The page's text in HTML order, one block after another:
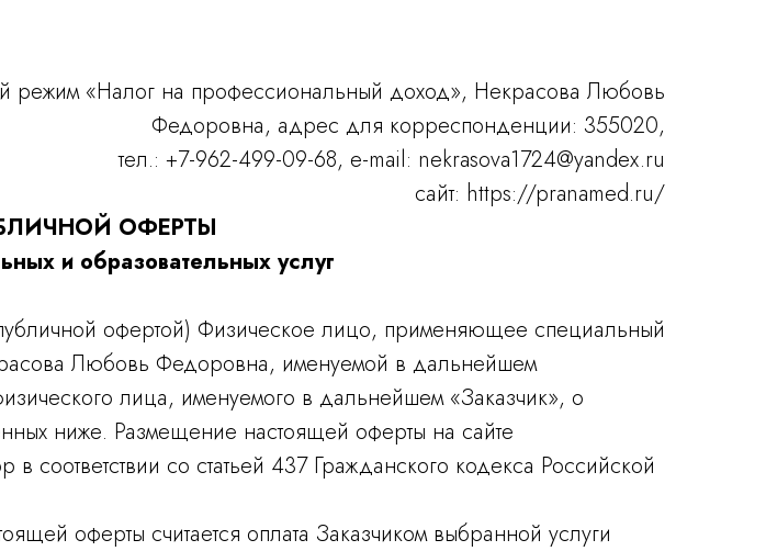
«Налог на профессиональный доход», Некрасова Любовь
Федоровна, адрес для корреспонденции: 355020,
тел.: +7-962-499-09-68, e-mail: nekrasova1724@yandex.ru
сайт: https://pranamed.ru/
ОФЕРТЫ
и образовательных услуг
офертой) Физическое лицо, применяющее специальный
Любовь Федоровна, именуемой в дальнейшем
лица, именуемого в дальнейшем «Заказчик», о
ниже. Размещение настоящей оферты на сайте
соответствии со статьей 437 Гражданского кодекса Российской
оферты считается оплата Заказчиком выбранной услуги